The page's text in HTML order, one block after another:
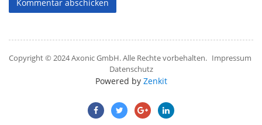
Copyright © 2024 Axonic GmbH. Alle Rechte vorbehalten. Impressum
Datenschutz
Powered by Zenkit